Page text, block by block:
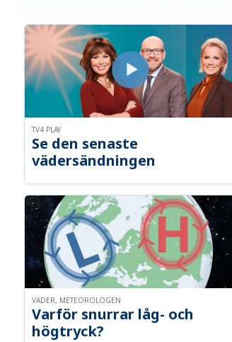
Se den senaste
vädersändningen
TV4 PLAY
Varför snurrar låg- och
högtryck?
VÄDER, METEOROLOGEN